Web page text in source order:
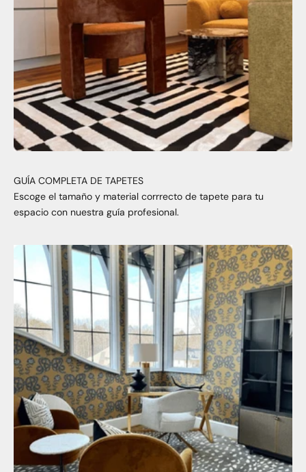
GUÍA COMPLETA DE TAPETES
Escoge el tamaño y material corrrecto de tapete para tu
espacio con nuestra guía profesional.